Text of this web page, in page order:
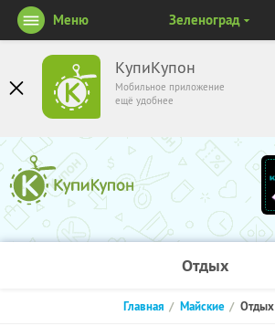
КупиКупон
Мобильное приложение
ещё удобнее
Меню Зеленоград
Отдых
Главная Майские Отдых